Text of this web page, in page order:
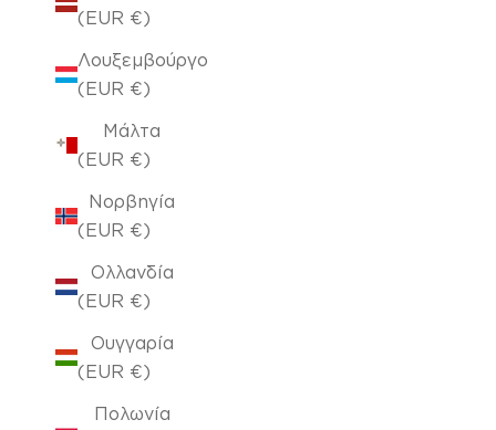
(EUR €)
Λουξεμβούργο
(EUR €)
Μάλτα
(EUR €)
Νορβηγία
(EUR €)
Ολλανδία
(EUR €)
Ουγγαρία
(EUR €)
Πολωνία